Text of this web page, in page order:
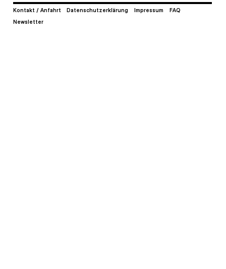
Kontakt / Anfahrt Datenschutzerklärung Impressum
FAQ
Newsletter